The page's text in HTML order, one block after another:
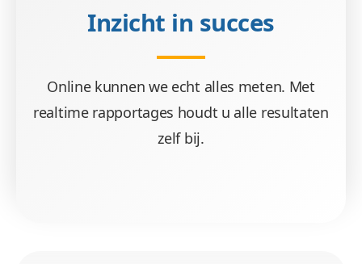
Inzicht in succes
Online kunnen we echt alles meten. Met
realtime rapportages houdt u alle resultaten
zelf bij.